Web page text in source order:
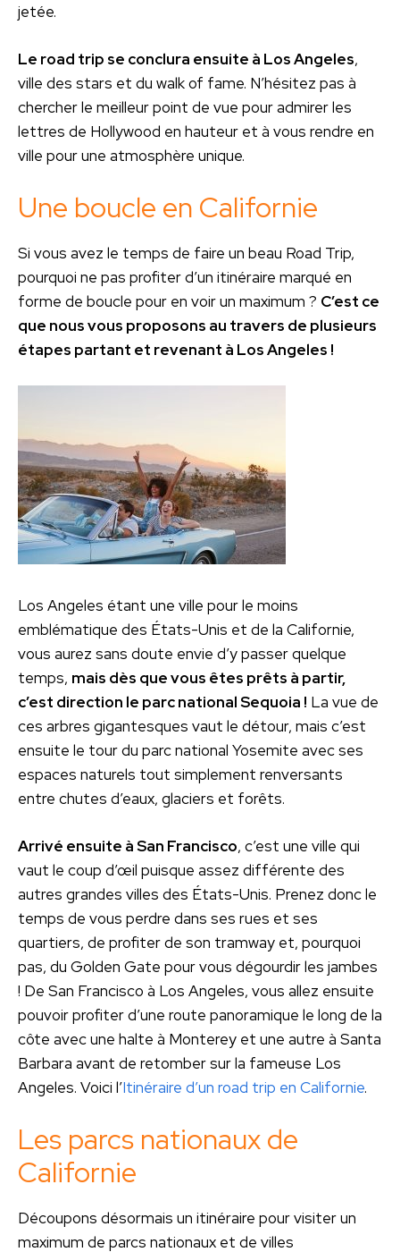
jetée.
Le road trip se conclura ensuite à Los Angeles,
ville des stars et du walk of fame. N’hésitez pas à
chercher le meilleur point de vue pour admirer les
lettres de Hollywood en hauteur et à vous rendre en
ville pour une atmosphère unique.
Une boucle en Californie
Si vous avez le temps de faire un beau Road Trip,
pourquoi ne pas profiter d’un itinéraire marqué en
forme de boucle pour en voir un maximum ? C’est ce
que nous vous proposons au travers de plusieurs
étapes partant et revenant à Los Angeles !
Los Angeles étant une ville pour le moins
emblématique des États-Unis et de la Californie,
vous aurez sans doute envie d’y passer quelque
temps, mais dès que vous êtes prêts à partir,
c’est direction le parc national Sequoia ! La vue de
ces arbres gigantesques vaut le détour, mais c’est
ensuite le tour du parc national Yosemite avec ses
espaces naturels tout simplement renversants
entre chutes d’eaux, glaciers et forêts.
Arrivé ensuite à San Francisco, c’est une ville qui
vaut le coup d’œil puisque assez différente des
autres grandes villes des États-Unis. Prenez donc le
temps de vous perdre dans ses rues et ses
quartiers, de profiter de son tramway et, pourquoi
pas, du Golden Gate pour vous dégourdir les jambes
! De San Francisco à Los Angeles, vous allez ensuite
pouvoir profiter d’une route panoramique le long de la
côte avec une halte à Monterey et une autre à Santa
Barbara avant de retomber sur la fameuse Los
Angeles. Voici l’Itinéraire d’un road trip en Californie.
Les parcs nationaux de
Californie
Découpons désormais un itinéraire pour visiter un
maximum de parcs nationaux et de villes